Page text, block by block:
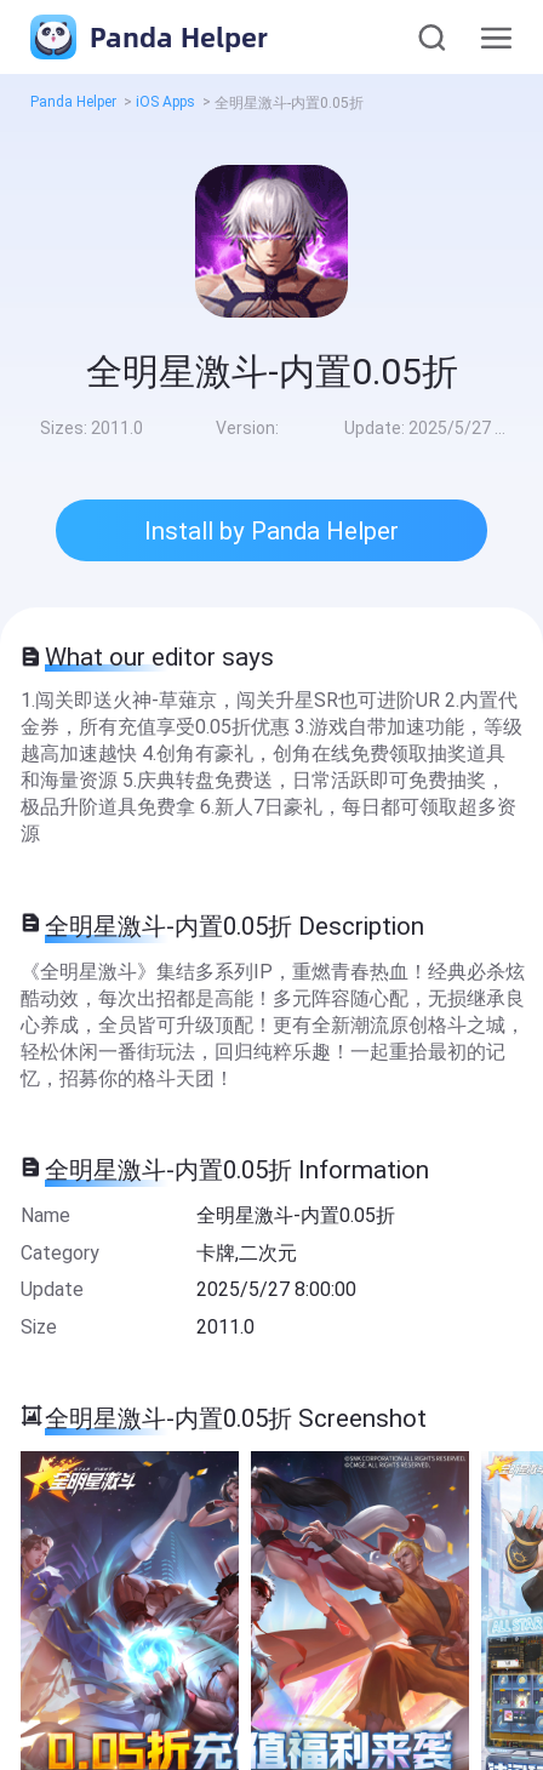
Panda Helper
Panda Helper > iOS Apps > 全明星激斗-内置0.05折
全明星激斗-内置0.05折
Sizes: 2011.0 Version: Update: 2025/5/27 8:00:00
Install by Panda Helper
What our editor says
1.闯关即送火神-草薙京，闯关升星SR也可进阶UR 2.内置代
金券，所有充值享受0.05折优惠 3.游戏自带加速功能，等级
越高加速越快 4.创角有豪礼，创角在线免费领取抽奖道具
和海量资源 5.庆典转盘免费送，日常活跃即可免费抽奖，
极品升阶道具免费拿 6.新人7日豪礼，每日都可领取超多资
源
全明星激斗-内置0.05折 Description
《全明星激斗》集结多系列IP，重燃青春热血！经典必杀炫
酷动效，每次出招都是高能！多元阵容随心配，无损继承良
心养成，全员皆可升级顶配！更有全新潮流原创格斗之城，
轻松休闲一番街玩法，回归纯粹乐趣！一起重拾最初的记
忆，招募你的格斗天团！
全明星激斗-内置0.05折 Information
Name
全明星激斗-内置0.05折
Category
卡牌,二次元
Update
2025/5/27 8:00:00
Size
2011.0
全明星激斗-内置0.05折 Screenshot